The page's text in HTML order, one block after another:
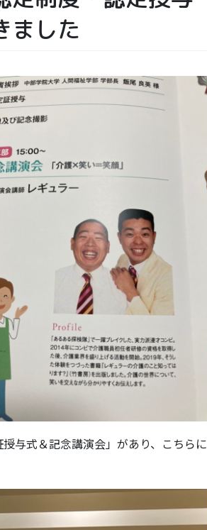
ました
与式＆記念講演会」があり、こちらに